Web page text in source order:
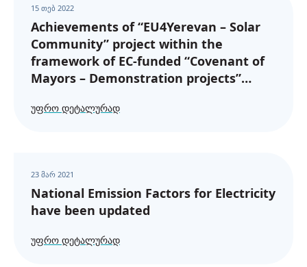
15 თებ 2022
Achievements of “EU4Yerevan – Solar
Community” project within the
framework of EC-funded “Covenant of
Mayors – Demonstration projects”
ᲣᲤᲠᲝ ᲓᲔᲢᲐᲚᲣᲠᲐᲓ
23 მარ 2021
National Emission Factors for Electricity
have been updated
ᲣᲤᲠᲝ ᲓᲔᲢᲐᲚᲣᲠᲐᲓ